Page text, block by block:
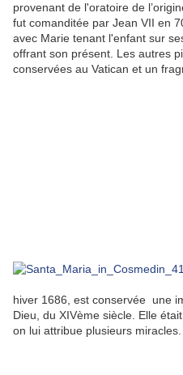
provenant de l'oratoire de
fut comanditée par Jean VII en
avec Marie tenant l'enfant sur
offrant son présent. Les autres
conservées au Vatican et un
hiver 1686, est conservée une
Dieu, du XIVème siècle. Elle
on lui attribue plusieurs miracles.